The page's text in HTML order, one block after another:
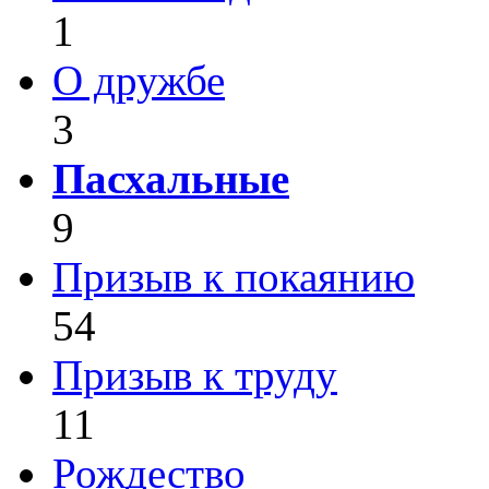
1
О дружбе
3
Пасхальные
9
Призыв к покаянию
54
Призыв к труду
11
Рождество